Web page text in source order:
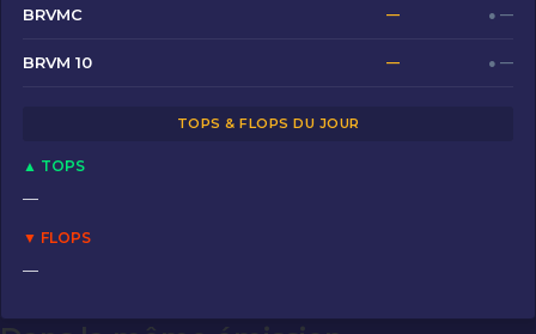
b
o
o
o
n
BRVMC — ● —
BRVM 10 — ● —
TOPS & FLOPS DU JOUR
▲ TOPS
—
▼ FLOPS
—